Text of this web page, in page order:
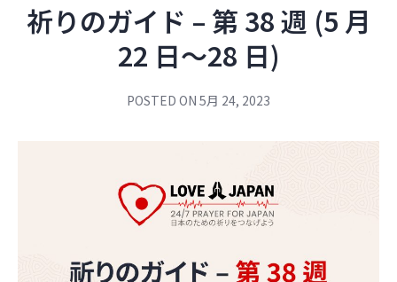
祈りのガイド – 第 38 週 (5 月
22 日～28 日)
POSTED ON 5月 24, 2023